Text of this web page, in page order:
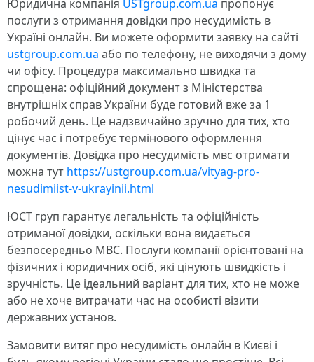
Юридична компанія USTgroup.com.ua пропонує
послуги з отримання довідки про несудимість в
Україні онлайн. Ви можете оформити заявку на сайті
ustgroup.com.ua або по телефону, не виходячи з дому
чи офісу. Процедура максимально швидка та
спрощена: офіційний документ з Міністерства
внутрішніх справ України буде готовий вже за 1
робочий день. Це надзвичайно зручно для тих, хто
цінує час і потребує термінового оформлення
документів. Довідка про несудимість мвс отримати
можна тут https://ustgroup.com.ua/vityag-pro-
nesudimiist-v-ukrayinii.html
ЮСТ груп гарантує легальність та офіційність
отриманої довідки, оскільки вона видається
безпосередньо МВС. Послуги компанії орієнтовані на
фізичних і юридичних осіб, які цінують швидкість і
зручність. Це ідеальний варіант для тих, хто не може
або не хоче витрачати час на особисті візити
державних установ.
Замовити витяг про несудимість онлайн в Києві і